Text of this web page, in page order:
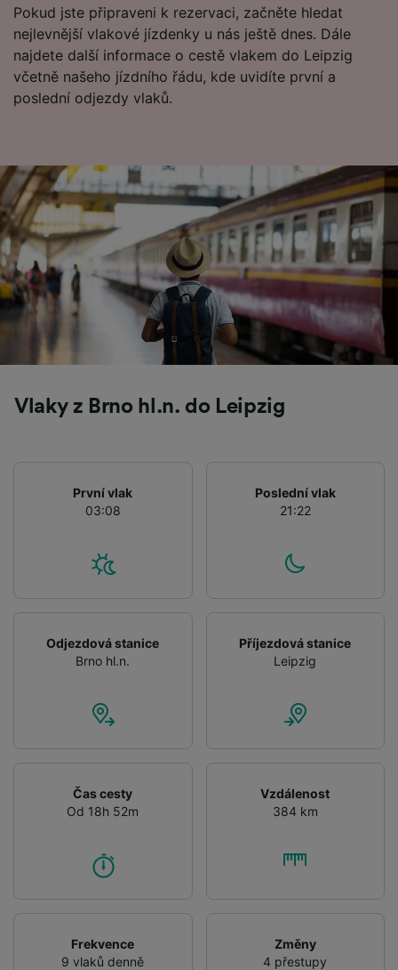
Pokud jste připraveni k rezervaci, začněte hledat
nejlevnější vlakové jízdenky u nás ještě dnes. Dále
najdete další informace o cestě vlakem do Leipzig
včetně našeho jízdního řádu, kde uvidíte první a
poslední odjezdy vlaků.
Vlaky z Brno hl.n. do Leipzig
První vlak
03:08
Poslední vlak
21:22
Odjezdová stanice
Brno hl.n.
Příjezdová stanice
Leipzig
Čas cesty
Od 18h 52m
Vzdálenost
384 km
Frekvence
9 vlaků denně
Změny
4 přestupy
List of Partners